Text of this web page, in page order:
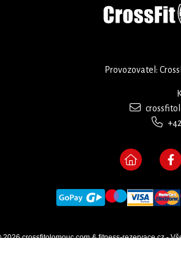
Provozovatel:
2026 crossfitolomouc.com & fitness-rezervace.cz -